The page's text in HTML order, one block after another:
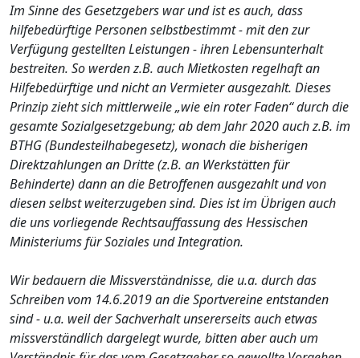
Im Sinne des Gesetzgebers war und ist es auch, dass
hilfebedürftige Personen selbstbestimmt - mit den zur
Verfügung gestellten Leistungen - ihren Lebensunterhalt
bestreiten. So werden z.B. auch Mietkosten regelhaft an
Hilfebedürftige und nicht an Vermieter ausgezahlt. Dieses
Prinzip zieht sich mittlerweile „wie ein roter Faden“ durch die
gesamte Sozialgesetzgebung; ab dem Jahr 2020 auch z.B. im
BTHG (Bundesteilhabegesetz), wonach die bisherigen
Direktzahlungen an Dritte (z.B. an Werkstätten für
Behinderte) dann an die Betroffenen ausgezahlt und von
diesen selbst weiterzugeben sind. Dies ist im Übrigen auch
die uns vorliegende Rechtsauffassung des Hessischen
Ministeriums für Soziales und Integration.
Wir bedauern die Missverständnisse, die u.a. durch das
Schreiben vom 14.6.2019 an die Sportvereine entstanden
sind - u.a. weil der Sachverhalt unsererseits auch etwas
missverständlich dargelegt wurde, bitten aber auch um